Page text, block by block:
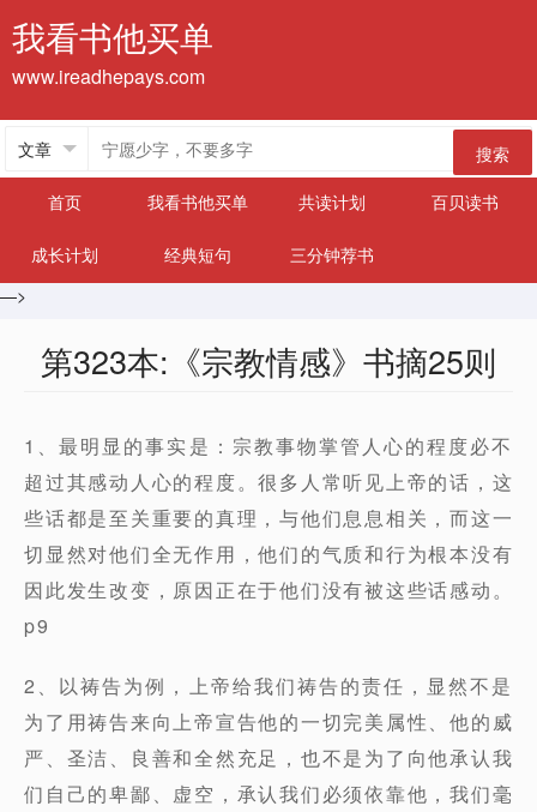
我看书他买单
www.ireadhepays.com
搜索
首页
我看书他买单 共读计划 百贝读书
成长计划 经典短句
三分钟荐书
—>
第323本:《宗教情感》书摘25则
1、最明显的事实是：宗教事物掌管人心的程度必不
超过其感动人心的程度。很多人常听见上帝的话，这
些话都是至关重要的真理，与他们息息相关，而这一
切显然对他们全无作用，他们的气质和行为根本没有
因此发生改变，原因正在于他们没有被这些话感动。
p9
2、以祷告为例，上帝给我们祷告的责任，显然不是
为了用祷告来向上帝宣告他的一切完美属性、他的威
严、圣洁、良善和全然充足，也不是为了向他承认我
们自己的卑鄙、虚空，承认我们必须依靠他，我们毫